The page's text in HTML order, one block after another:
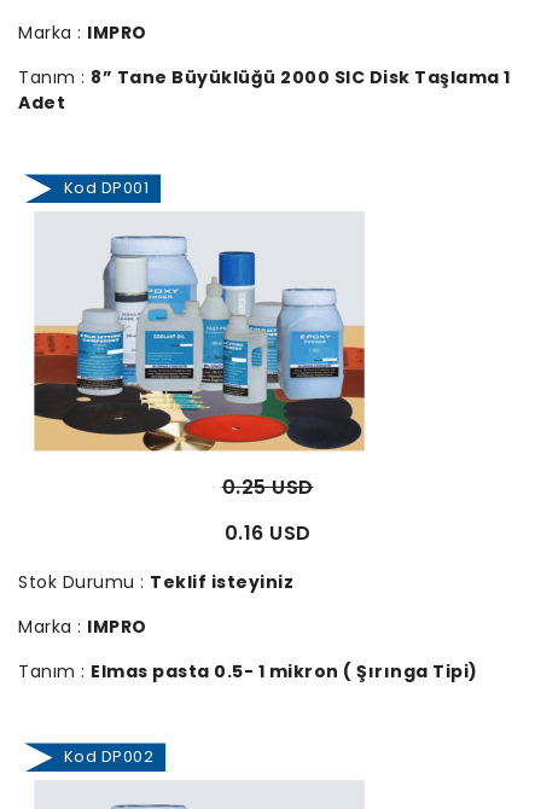
Marka : IMPRO
Tanım : 8” Tane Büyüklüğü 2000 SIC Disk Taşlama 1
Adet
Kod DP001
0.25 USD
0.16 USD
Stok Durumu : Teklif isteyiniz
Marka : IMPRO
Tanım : Elmas pasta 0.5- 1 mikron ( Şırınga Tipi)
Kod DP002